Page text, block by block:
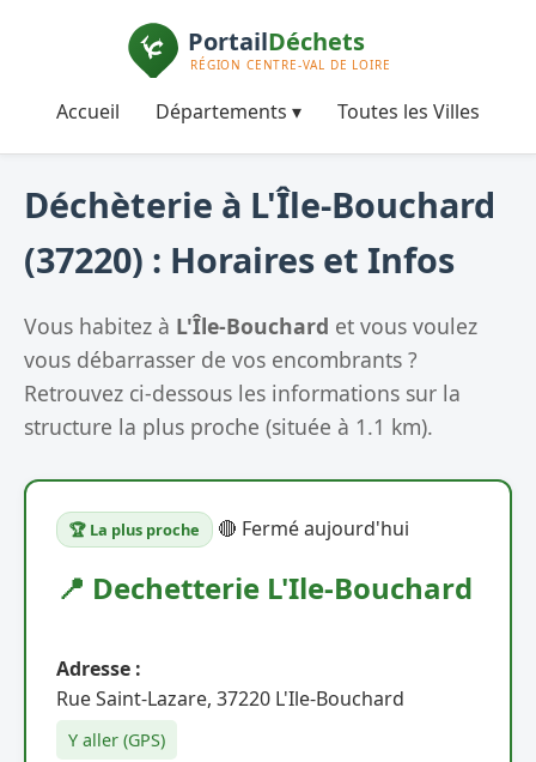
Accueil Départements ▾ Toutes les Villes
Déchèterie à L'Île-Bouchard
(37220) : Horaires et Infos
Vous habitez à L'Île-Bouchard et vous voulez
vous débarrasser de vos encombrants ?
Retrouvez ci-dessous les informations sur la
structure la plus proche (située à 1.1 km).
🏆 La plus proche 🔴 Fermé aujourd'hui
📍 Dechetterie L'Ile-Bouchard
Adresse :
Rue Saint-Lazare, 37220 L'Ile-Bouchard
Y aller (GPS)